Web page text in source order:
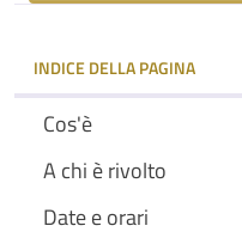
INDICE DELLA PAGINA
Cos'è
A chi è rivolto
Date e orari